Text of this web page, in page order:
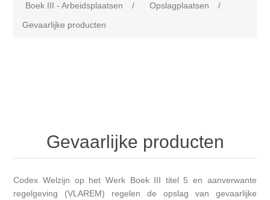
Boek III - Arbeidsplaatsen
/ Opslagplaatsen
/
Gevaarlijke producten
Gevaarlijke producten
Codex Welzijn op het Werk Boek III titel 5 en aanverwante
regelgeving (VLAREM) regelen de opslag van gevaarlijke